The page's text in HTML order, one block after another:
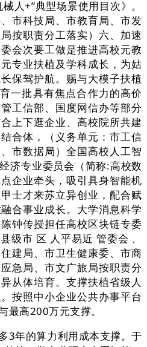
+”典型场景使用目次》。
市科技局、市教育局、市发
按职责分工落实）六、加速
会次要工做是推进高校元教
专业扶植及学科成长，为姑
保驾护航。赐与大模子扶植
一批具有焦点合作力的高价
工信部、国度网信办等部分
上下逛企业、高校院所共建
合体，（义务单元：市工信
市数据局）全国高校人工智
济专业委员会（简称:高校数
企业牵头，吸引具身智能机
士才来苏立异创业，配合赋
合事业成长。大学消息科学
钟传授担任高校区块链专委
级市 区 人平易近 管委会 、
建局、市卫生健康委、市商
急局、市文广旅局按职责分
从体培育。支撑扶植省级人
按照中小企业公共办事平台
最高200万元支撑。
年的算力利用成本支撑。于